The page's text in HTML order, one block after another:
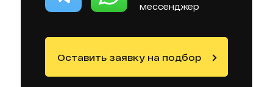
мессенджер
Оставить заявку на подбор